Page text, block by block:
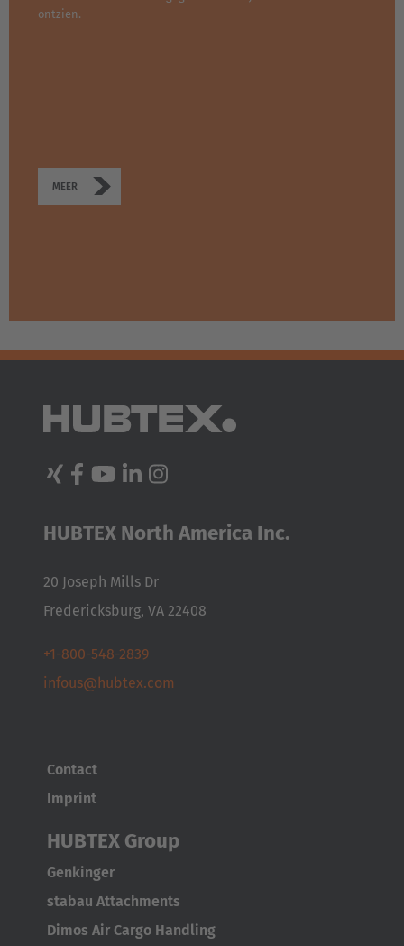
ontzien.
MEER
HUBTEX North America Inc.
20 Joseph Mills Dr
Fredericksburg, VA 22408
+1-800-548-2839
infous@hubtex.com
Contact
Imprint
HUBTEX Group
Genkinger
stabau Attachments
Dimos Air Cargo Handling